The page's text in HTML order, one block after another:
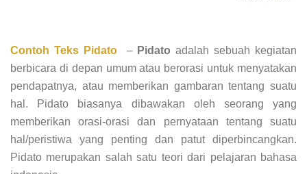
Contoh Teks Pidato – Pidato adalah sebuah kegiatan
berbicara di depan umum atau berorasi untuk menyatakan
pendapatnya, atau memberikan gambaran tentang suatu
hal. Pidato biasanya dibawakan oleh seorang yang
memberikan orasi-orasi dan pernyataan tentang suatu
hal/peristiwa yang penting dan patut diperbincangkan.
Pidato merupakan salah satu teori dari pelajaran bahasa